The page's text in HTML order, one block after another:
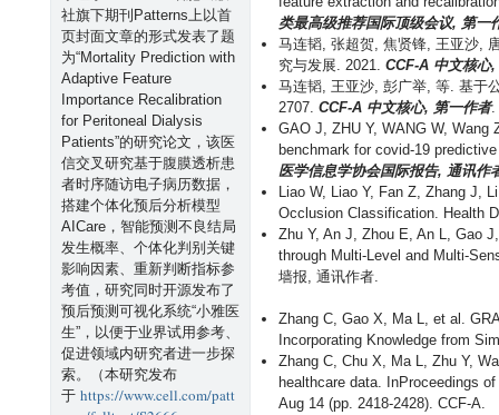
类最高级推荐国际顶级会议, 第一
马连韬, 张超贺, 焦贤锋, 王亚沙,
究与发展. 2021.
CCF-A 中文核心
马连韬, 王亚沙, 彭广举, 等. 基于
2707. CCF-A 中文核心, 第一作者.
GAO J, ZHU Y, WANG W, Wang
benchmark for covid-19
医学信息学协会国际报告, 通讯作
Liao W, Liao Y, Fan Z, Zhang J,
Occlusion Classification. Health
Zhu Y, An J, Zhou E, An L, Gao
through Multi-Level and Multi-
墙报, 通讯作者.
Zhang C, Gao X, Ma L, et al.
Incorporating Knowledge from
Zhang C, Chu X, Ma L, Zhu Y,
healthcare data. InProceedings
Aug 14 (pp. 2418-2428). CCF-A.
t
t
e
n
s
文
章
：
开
源
发
布
C
O
V
I
D
-
社旗下期刊Patterns上以首
页封面文章的形式发表了题
为“Mortality Prediction with
Adaptive Feature
Importance Recalibration
for Peritoneal Dialysis
Patients”的研究论文，该医
信交叉研究基于腹膜透析患
者时序随访电子病历数据，
搭建个体化预后分析模型
AICare，智能预测不良结局
发生概率、个体化判别关键
影响因素、重新判断指标参
考值，研究同时开源发布了
预后预测可视化系统“小雅医
生”，以便于业界试用参考、
促进领域内研究者进一步探
索。（本研究发布
于 https://www.cell.com/patt